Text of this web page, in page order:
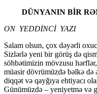
DÜNYANIN BİR
ON YEDDİNCİ YAZI
Salam olsun, çox dəyərli
Sizlərlə yeni bir görüş də
söhbətimizin mövzusu
müasir dövrümüzdə bəlkə də
diqqət və qayğıya ehtiyacı
Günümüzdə – yeniyetmə və